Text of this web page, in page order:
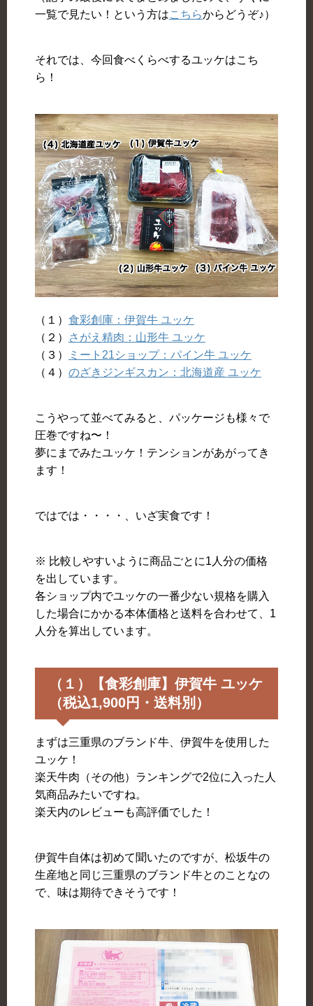
一覧で見たい！という方はこちらからどうぞ♪）
それでは、今回食べくらべするユッケはこち
ら！
（１） 食彩創庫：伊賀牛 ユッケ
（２）
さがえ精肉：山形牛 ユッケ
（３）
ミート21ショップ：パイン牛 ユッケ
（４） のざきジンギスカン：北海道産 ユッケ
こうやって並べてみると、パッケージも様々で
圧巻ですね〜！
夢にまでみたユッケ！テンションがあがってき
ます！
ではでは・・・・、いざ実食です！
※ 比較しやすいように商品ごとに1人分の価格
を出しています。
各ショップ内でユッケの一番少ない規格を購入
した場合にかかる本体価格と送料を合わせて、1
人分を算出しています。
（１）【食彩創庫】伊賀牛 ユッケ
（税込1,900円・送料別）
まずは三重県のブランド牛、伊賀牛を使用した
ユッケ！
楽天牛肉（その他）ランキングで2位に入った人
気商品みたいですね。
楽天内のレビューも高評価でした！
伊賀牛自体は初めて聞いたのですが、松坂牛の
生産地と同じ三重県のブランド牛とのことなの
で、味は期待できそうです！